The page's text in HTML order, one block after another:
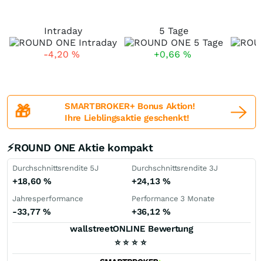
Intraday
-4,20 %
5 Tage
+0,66 %
🎁
SMARTBROKER+ Bonus Aktion!
Ihre Lieblingsaktie geschenkt!
⚡ROUND ONE Aktie kompakt
Durchschnittsrendite 5J
+18,60 %
Durchschnittsrendite 3J
+24,13 %
Jahresperformance
-33,77 %
Performance 3 Monate
+36,12 %
wallstreetONLINE Bewertung
⭐ ⭐ ⭐ ⭐